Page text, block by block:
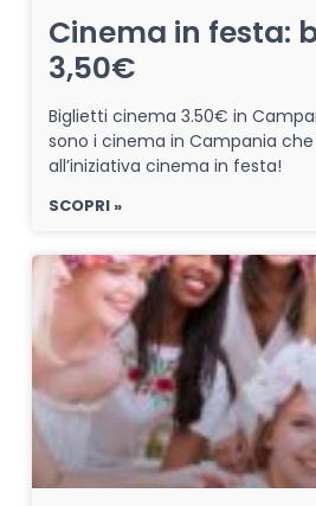
Cinema in festa:
3,50€
Biglietti cinema 3.50€ in
sono i cinema in Campania
all’iniziativa cinema in festa!
SCOPRI »